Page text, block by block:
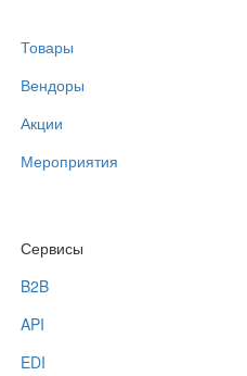
Товары
Вендоры
Акции
Мероприятия
Сервисы
B2B
API
EDI